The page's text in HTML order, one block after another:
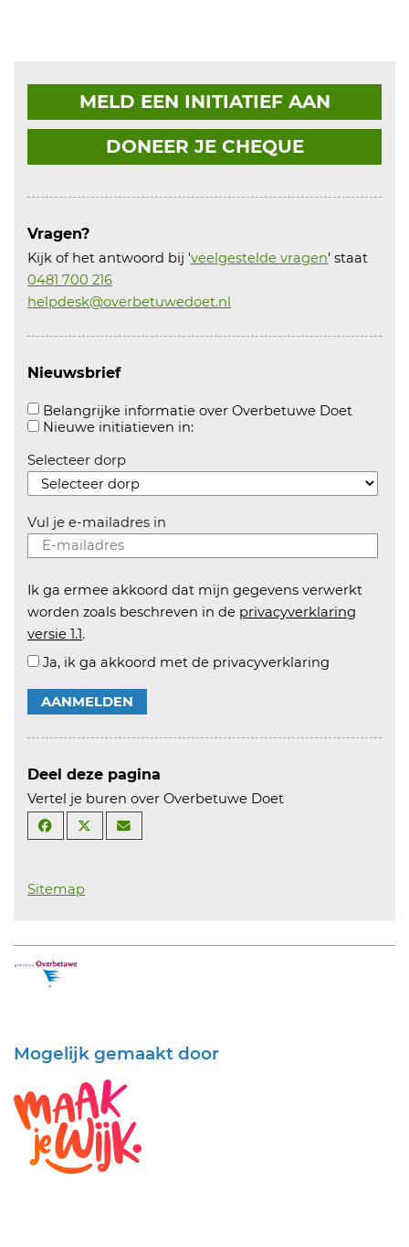
MELD EEN INITIATIEF AAN
DONEER JE CHEQUE
Vragen?
Kijk of het antwoord bij 'veelgestelde vragen' staat
0481 700 216
helpdesk@overbetuwedoet.nl
Nieuwsbrief
Belangrijke informatie over Overbetuwe Doet
Nieuwe initiatieven in:Aanvinken om informatie over
Selecteer dorp
Vul je e-mailadres in
Ik ga ermee akkoord dat mijn gegevens verwerkt
worden zoals beschreven in de privacyverklaring
versie 1.1.
Ja, ik ga akkoord met de privacyverklaring
AANMELDEN
Deel deze pagina
Vertel je buren over Overbetuwe Doet
Sitemap
Mogelijk gemaakt door